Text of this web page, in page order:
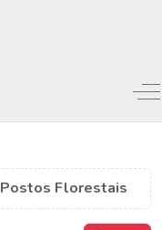
Postos Florestais